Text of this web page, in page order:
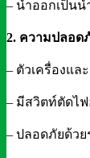
– น้ำออกเป็นน้
2. ความปลอด
– ตัวเครื่องแล
– มีสวิตท์ตัดไฟ
– ปลอดภัยด้ว